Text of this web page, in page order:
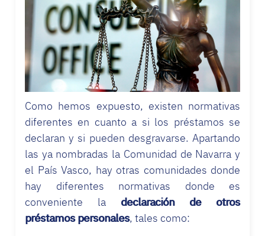
Como hemos expuesto, existen normativas
diferentes en cuanto a si los préstamos se
declaran y si pueden desgravarse. Apartando
las ya nombradas la Comunidad de Navarra y
el País Vasco, hay otras comunidades donde
hay diferentes normativas donde es
conveniente la declaración de otros
préstamos personales, tales como: